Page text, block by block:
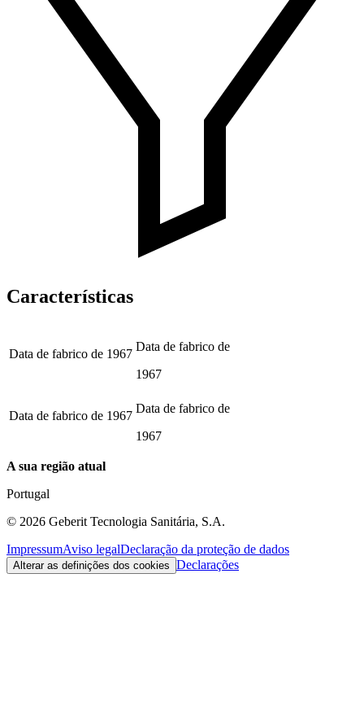
Características
Data de fabrico de 1967
Data de fabrico de
1967
Data de fabrico de 1967
Data de fabrico de
1967
A sua região atual
Portugal
© 2026 Geberit Tecnologia Sanitária, S.A.
ImpressumAviso legalDeclaração da proteção de dados
Alterar as definições dos cookies Declarações